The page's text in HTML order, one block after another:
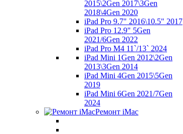
2015\2Gen 2017\3Gen
2018\4Gen 2020
iPad Pro 9.7" 2016\10.5" 2017
iPad Pro 12.9" 5Gen
2021/6Gen 2022
iPad Pro M4 11`/13` 2024
iPad Mini 1Gen 2012\2Gen
2013\3Gen 2014
iPad Mini 4Gen 2015\5Gen
2019
iPad Mini 6Gen 2021/7Gen
2024
Ремонт iMac